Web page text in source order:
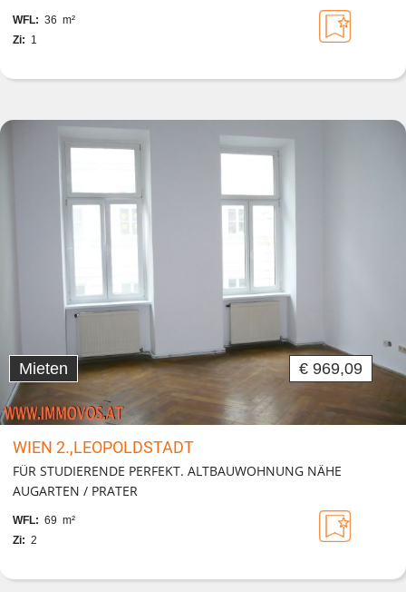
WFL: 36 m²
Zi: 1
Mieten € 969,09
WIEN 2.,LEOPOLDSTADT
FÜR STUDIERENDE PERFEKT. ALTBAUWOHNUNG NÄHE
AUGARTEN / PRATER
WFL: 69 m²
Zi: 2